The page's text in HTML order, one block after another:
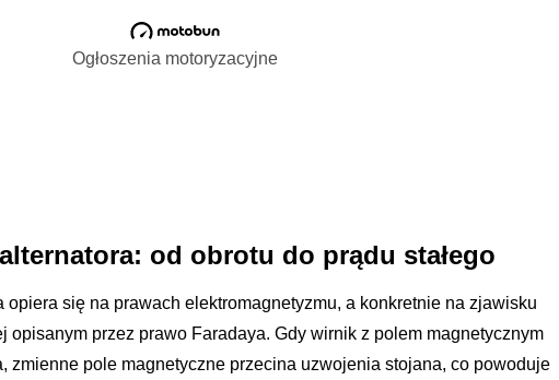
Ogłoszenia motoryzacyjne
od obrotu do prądu stałego
opiera się na prawach elektromagnetyzmu, a konkretnie na zjawisku
opisanym przez prawo Faradaya. Gdy wirnik z polem magnetycznym
zmienne pole magnetyczne przecina uzwojenia stojana, co powoduje